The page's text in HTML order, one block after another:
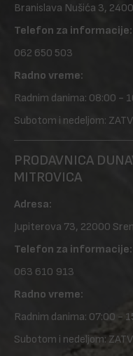
Branislava Nušića 3,
Telefon za informacije:
062 650 503
Radno vreme:
Radnim danima: 08:00 -
Subotom i nedeljom:
PRODAVNICA
MITROVICA
Adresa:
Jupiterova 73, 22000
Telefon za informacije:
063 610 913
Radno vreme:
Radnim danima: 07:00 -
Subotom i nedeljom: